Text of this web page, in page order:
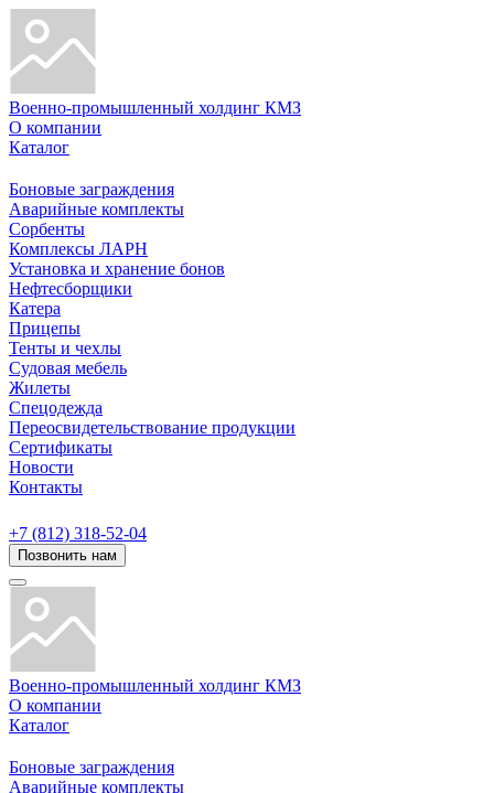
Военно-промышленный холдинг КМЗ
О компании
Каталог
Боновые заграждения
Аварийные комплекты
Сорбенты
Комплексы ЛАРН
Установка и хранение бонов
Нефтесборщики
Катера
Прицепы
Тенты и чехлы
Судовая мебель
Жилеты
Спецодежда
Переосвидетельствование продукции
Сертификаты
Новости
Контакты
+7 (812) 318-52-04
Позвонить нам
Военно-промышленный холдинг КМЗ
О компании
Каталог
Боновые заграждения
Аварийные комплекты